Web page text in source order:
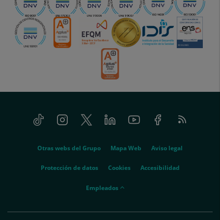
Tiktok InstagramTwitter LinkedinYoutube FacebookFeed
RSS
Otras webs del Grupo Mapa Web Aviso legal
Protección de datos Cookies Accesibilidad
empleados
Empleados